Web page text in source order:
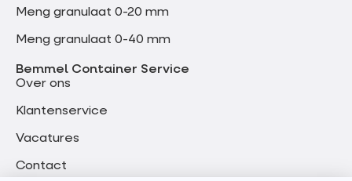
Meng granulaat 0-20 mm
Meng granulaat 0-40 mm
Bemmel Container Service
Over ons
Klantenservice
Vacatures
Contact